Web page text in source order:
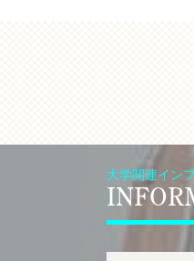
大学関連イン